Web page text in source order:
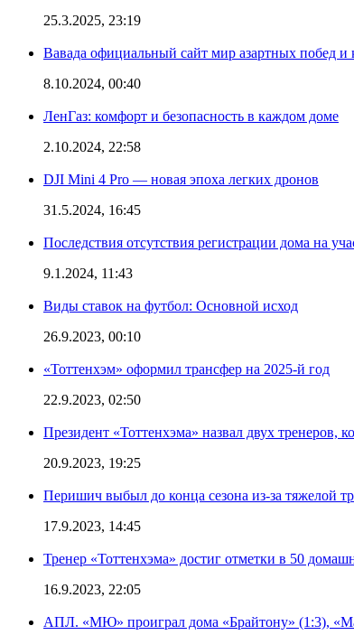
25.3.2025, 23:19
Вавада официальный сайт мир азартных побед
8.10.2024, 00:40
ЛенГаз: комфорт и безопасность в каждом доме
2.10.2024, 22:58
DJI Mini 4 Pro — новая эпоха легких дронов
31.5.2024, 16:45
Последствия отсутствия регистрации дома на
9.1.2024, 11:43
Виды ставок на футбол: Основной исход
26.9.2023, 00:10
«Тоттенхэм» оформил трансфер на 2025-й год
22.9.2023, 02:50
Президент «Тоттенхэма» назвал двух тренеров,
20.9.2023, 19:25
Перишич выбыл до конца сезона из-за тяжелой
17.9.2023, 14:45
Тренер «Тоттенхэма» достиг отметки в 50
16.9.2023, 22:05
АПЛ. «МЮ» проиграл дома «Брайтону» (1:3),